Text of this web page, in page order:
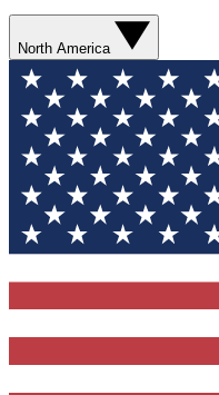
North America